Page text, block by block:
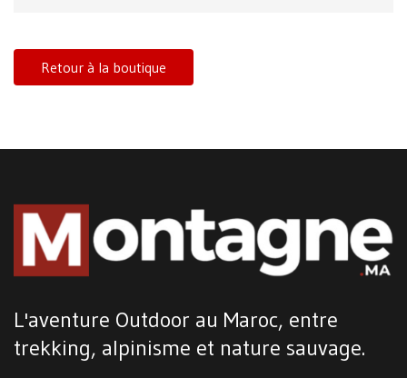
Retour à la boutique
L'aventure Outdoor au Maroc, entre
trekking, alpinisme et nature sauvage.